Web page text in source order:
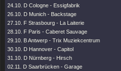
24.10. D Cologne - Essigfabrik
26.10. D Munich - Backstage
27.10. F Strasbourg - La Laiterie
28.10. F Paris - Caberet Sauvage
29.10. B Antwerp - Trix Muziekcentrum
30.10. D Hannover - Capitol
31.10. D Nürnberg - Hirsch
02.11. D Saarbrücken - Garage